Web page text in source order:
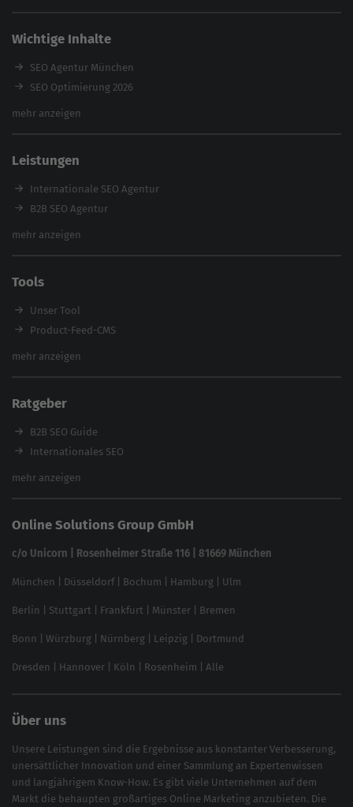
Wichtige Inhalte
SEO Agentur München
SEO Optimierung 2026
Backlink-Audit 2026
Referenzen
E-Books
Magazin
mehr anzeigen
Leistungen
Internationale SEO Agentur
B2B SEO Agentur
Inhouse SEO Agentur
Enterprise SEO Agentur
Workshops
mehr anzeigen
Tools
Unser Tool
Product-Feed-CMS
Website Analyse
Backlink-Check
Ladezeiten-Check
Brand Protection Tool
Website SEO Check
feed2content.ai
mehr anzeigen
Ratgeber
B2B SEO Guide
Internationales SEO
eCommerce SEO
In ChatGPT gefunden werden
Linkbuilding 2025
Local SEO
SEO für Online Shops
Brand Monitoring 2025
mehr anzeigen
Online Solutions Group GmbH
c/o Unicorn | Rosenheimer Straße 116 | 81669 München
München Düsseldorf| Bochum Hamburg Ulm
Berlin Stuttgart Frankfurt Münster Bremen
Bonn Würzburg Nürnberg Leipzig Dortmund
Dresden Hannover Köln Rosenheim Alle
Über uns
Unsere Leistungen sind die Ergebnisse aus konstanter Verbesserung,
unersättlicher Innovation und einer Sammlung an Expertenwissen
und langjährigem Know-How. Es gibt viele Unternehmen auf dem
Markt die behaupten großartiges Online Marketing anzubieten. Die